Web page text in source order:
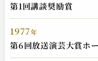
赤穂義士銘々
2024.11.24 | 34
第1回講談奨励賞
1977年
第6回放送演芸大賞ホ